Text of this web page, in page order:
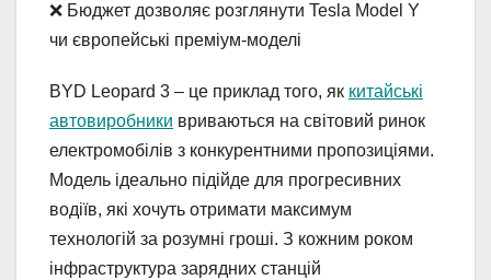
❌ Бюджет дозволяє розглянути Tesla Model Y
чи європейські преміум-моделі
BYD Leopard 3 – це приклад того, як китайські
автовиробники вриваються на світовий ринок
електромобілів з конкурентними пропозиціями.
Модель ідеально підійде для прогресивних
водіїв, які хочуть отримати максимум
технологій за розумні гроші. З кожним роком
інфраструктура зарядних станцій